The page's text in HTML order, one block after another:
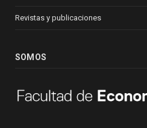
Revistas y publicaciones
SOMOS